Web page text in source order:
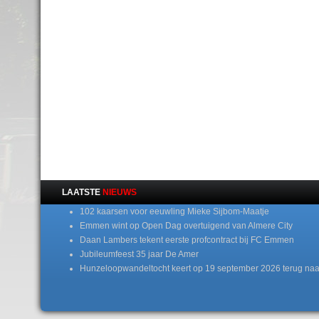
LAATSTE NIEUWS
102 kaarsen voor eeuwling Mieke Sijbom-Maatje
Emmen wint op Open Dag overtuigend van Almere City
Daan Lambers tekent eerste profcontract bij FC Emmen
Jubileumfeest 35 jaar De Amer
Hunzeloopwandeltocht keert op 19 september 2026 terug